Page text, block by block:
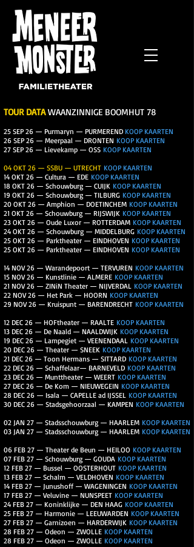
TOUR DATAWAANZINNIGE BOOMHUT 78​
25 SEP 26 — Purmaryn — PURMEREND KOOP KAARTEN
26 SEP 26 — Meerpaal — DRONTEN KOOP KAARTEN
27 SEP 26 — Lievekamp — OSS KOOP KAARTEN
04 OKT 26 — SSBU — UTRECHT KOOP KAARTEN
14 OKT 26 — Cultura — EDE KOOP KAARTEN
18 OKT 26 — Schouwburg — CUIJK KOOP KAARTEN
19 OKT 26 — Schouwburg — TILBURG KOOP KAARTEN
20 OKT 26 — Amphion — DOETINCHEM KOOP KAARTEN
21 OKT 26 — Schouwburg — RIJSWIJK KOOP KAARTEN
23 OKT 26 — Oude Luxor — ROTTERDAM KOOP KAARTEN
24 OKT 26 — Schouwburg — MIDDELBURG KOOP KAARTEN
25 OKT 26 — Parktheater — EINDHOVEN KOOP KAARTEN
25 OKT 26 — Parktheater — EINDHOVEN KOOP KAARTEN
14 NOV 26 — Warandepoort — TERVUREN KOOP KAARTEN
15 NOV 26 — Kunstlinie — ALMERE KOOP KAARTEN
21 NOV 26 — ZINiN Theater — NIJVERDAL KOOP KAARTEN
22 NOV 26 — Het Park — HOORN KOOP KAARTEN
29 NOV 26 — Kruispunt — BARENDRECHT KOOP KAARTEN
12 DEC 26 — HOFtheater — RAALTE KOOP KAARTEN
13 DEC 26 — De Naald — NAALDWIJK KOOP KAARTEN
19 DEC 26 — Lampegiet — VEENENDAAL KOOP KAARTEN
20 DEC 26 — Theater — SNEEK KOOP KAARTEN
21 DEC 26 — Toon Hermans — SITTARD KOOP KAARTEN
22 DEC 26 — Schaffelaar— BARNEVELD KOOP KAARTEN
23 DEC 26 — Munttheater — WEERT KOOP KAARTEN
27 DEC 26 — De Kom — NIEUWEGEIN KOOP KAARTEN
28 DEC 26 — Isala — CAPELLE ad IJSSEL KOOP KAARTEN
30 DEC 26 — Stadsgehoorzaal — KAMPEN KOOP KAARTEN
02 JAN 27 — Stadsschouwburg — HAARLEM KOOP KAARTEN
03 JAN 27 — Stadsschouwburg — HAARLEM KOOP KAARTEN
06 FEB 27 — Theater de Beun — HEILOO KOOP KAARTEN
07 FEB 27 — Schouwburg — GOUDA KOOP KAARTEN
12 FEB 27 — Bussel — OOSTERHOUT KOOP KAARTEN
13 FEB 27 — Schalm — VELDHOVEN KOOP KAARTEN
14 FEB 27 — Junushoff — WAGENINGEN KOOP KAARTEN
17 FEB 27 — Veluvine — NUNSPEET KOOP KAARTEN
24 FEB 27 — Koninklijke — DEN HAAG KOOP KAARTEN
25 FEB 27 — Harmonie — LEEUWARDEN KOOP KAARTEN
27 FEB 27 — Garnizoen — HARDERWIJK KOOP KAARTEN
28 FEB 27 — Odeon — ZWOLLE KOOP KAARTEN
28 FEB 27 — Odeon — ZWOLLE KOOP KAARTEN